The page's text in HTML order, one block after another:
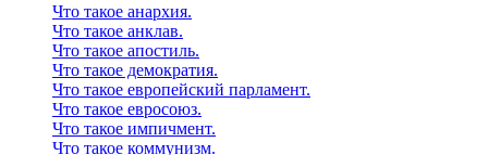
Что такое анархия.
Что такое анклав.
Что такое апостиль.
Что такое демократия.
Что такое европейский парламент.
Что такое евросоюз.
Что такое импичмент.
Что такое коммунизм.